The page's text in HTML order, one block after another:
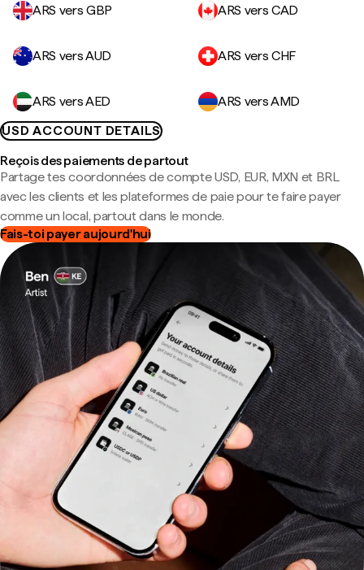
ARS vers GBP ARS vers CAD
ARS vers AUD ARS vers CHF
ARS vers AED
ARS vers AMD
USD ACCOUNT DETAILS
Reçois des paiements de partout
Partage tes coordonnées de compte USD, EUR, MXN et BRL
avec les clients et les plateformes de paie pour te faire payer
comme un local, partout dans le monde.
Fais-toi payer aujourd'hui